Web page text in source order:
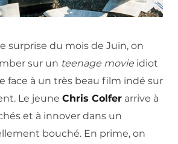
surprise du mois de Juin, on
sur un teenage movie idiot
face à un très beau film indé sur
Le jeune Chris Colfer arrive à
et à innover dans un
bouché. En prime, on